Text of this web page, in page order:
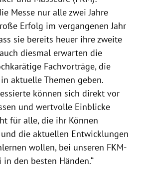
Messe nur alle zwei Jahre
Erfolg im vergangenen Jahr
sie bereits heuer ihre zweite
diesmal erwarten die
Fachvorträge, die
aktuelle Themen geben.
können sich direkt vor
und wertvolle Einblicke
für alle, die ihr Können
die aktuellen Entwicklungen
wollen, bei unseren FKM-
den besten Händen.“